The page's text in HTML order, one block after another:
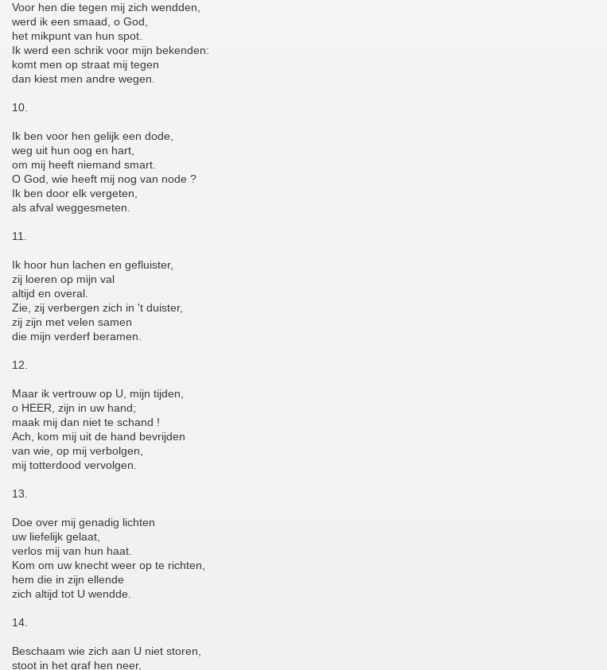
Voor hen die tegen mij zich wendden,
werd ik een smaad, o God,
het mikpunt van hun spot.
Ik werd een schrik voor mijn bekenden:
komt men op straat mij tegen
dan kiest men andre wegen.
10.
Ik ben voor hen gelijk een dode,
weg uit hun oog en hart,
om mij heeft niemand smart.
O God, wie heeft mij nog van node ?
Ik ben door elk vergeten,
als afval weggesmeten.
11.
Ik hoor hun lachen en gefluister,
zij loeren op mijn val
altijd en overal.
Zie, zij verbergen zich in 't duister,
zij zijn met velen samen
die mijn verderf beramen.
12.
Maar ik vertrouw op U, mijn tijden,
o HEER, zijn in uw hand;
maak mij dan niet te schand !
Ach, kom mij uit de hand bevrijden
van wie, op mij verbolgen,
mij totterdood vervolgen.
13.
Doe over mij genadig lichten
uw liefelijk gelaat,
verlos mij van hun haat.
Kom om uw knecht weer op te richten,
hem die in zijn ellende
zich altijd tot U wendde.
14.
Beschaam wie zich aan U niet storen,
stoot in het graf hen neer,